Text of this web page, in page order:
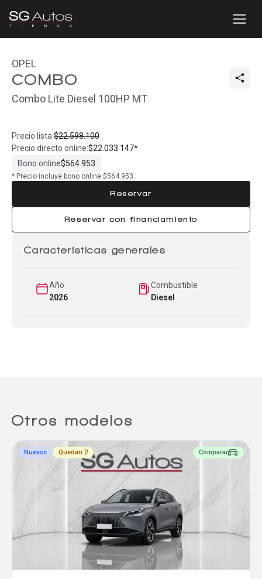
OPEL
COMBO
Combo Lite Diesel 100HP MT
Precio lista:$22.598.100
Precio directo online:$22.033.147*
Bono online$564.953
* Precio incluye bono online $564.953
Reservar
Reservar con financiamiento
Características generales
Año
2026
Combustible
Diesel
Otros modelos
Nuevos Quedan 2 Comparar
Comparador
Agregar un vehículo